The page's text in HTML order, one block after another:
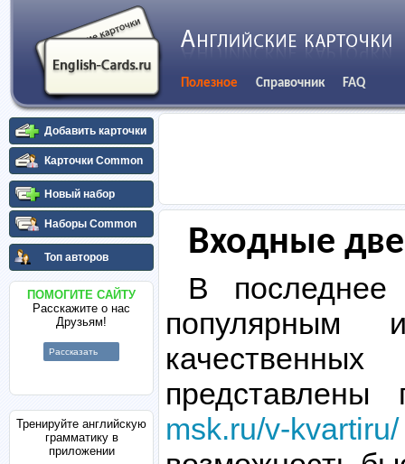
Полезное Справочник FAQ
Добавить карточки
Карточки Common
Новый набор
Наборы Common
Топ авторов
ПОМОГИТЕ САЙТУ
Расскажите о нас
Друзьям!
Рассказать
Тренируйте английскую
грамматику в
приложении
Входные
В последнее
популярным
msk.ru/v-kvartiru/